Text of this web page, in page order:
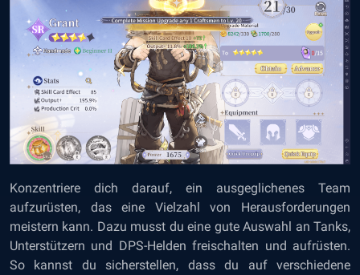
Konzentriere dich darauf, ein ausgeglichenes Team
aufzurüsten, das eine Vielzahl von Herausforderungen
meistern kann. Dazu musst du eine gute Auswahl an Tanks,
Unterstützern und DPS-Helden freischalten und aufrüsten.
So kannst du sicherstellen, dass du auf verschiedene